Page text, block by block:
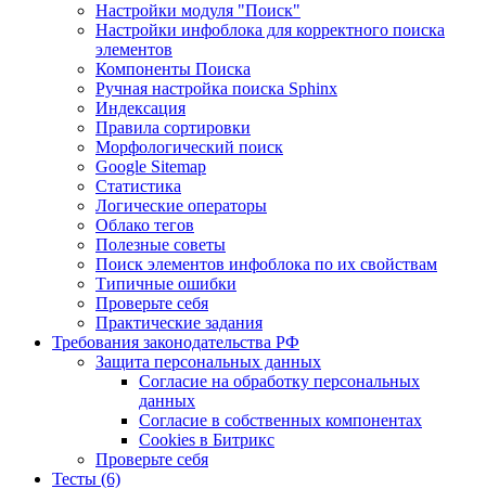
Настройки модуля "Поиск"
Настройки инфоблока для корректного поиска
элементов
Компоненты Поиска
Ручная настройка поиска Sphinx
Индексация
Правила сортировки
Морфологический поиск
Google Sitemap
Статистика
Логические операторы
Облако тегов
Полезные советы
Поиск элементов инфоблока по их свойствам
Типичные ошибки
Проверьте себя
Практические задания
Требования законодательства РФ
Защита персональных данных
Согласие на обработку персональных
данных
Согласие в собственных компонентах
Cookies в Битрикс
Проверьте себя
Тесты (6)